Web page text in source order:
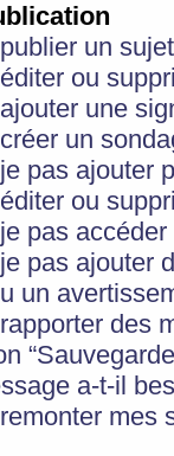
un
ou
une
un
pas ajouter
ou
pas
pas ajouter
un
des
a-t-il
mes